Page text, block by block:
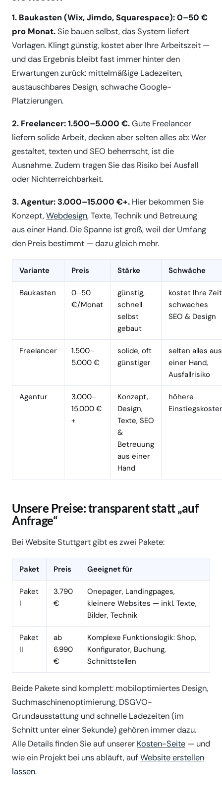
1. Baukasten (Wix, Jimdo, Squarespace): 0–50 €
pro Monat. Sie bauen selbst, das System liefert
Vorlagen. Klingt günstig, kostet aber Ihre Arbeitszeit —
und das Ergebnis bleibt fast immer hinter den
Erwartungen zurück: mittelmäßige Ladezeiten,
austauschbares Design, schwache Google-
Platzierungen.
2. Freelancer: 1.500–5.000 €.Gute Freelancer
liefern solide Arbeit, decken aber selten alles ab: Wer
gestaltet, texten und SEO beherrscht, ist die
Ausnahme. Zudem tragen Sie das Risiko bei Ausfall
oder Nichterreichbarkeit.
3. Agentur: 3.000–15.000 €+. Hier bekommen Sie
Konzept,Webdesign, Texte, Technik und Betreuung
aus einer Hand. Die Spanne ist groß, weil der Umfang
den Preis bestimmt — dazu gleich mehr.
Variante Preis Stärke Schwäche
Baukasten
0–50
€/Monat
günstig,
schnell
selbst
gebaut
kostet Ihre
schwaches
SEO & Design
Freelancer
1.500–
5.000 €
solide, oft
günstiger
selten alles aus
einer Hand,
Ausfallrisiko
Agentur
3.000–
15.000 €
+
Konzept,
Design,
Texte, SEO
&
Betreuung
aus einer
Hand
höhere
Unsere Preise: transparent statt „auf
Anfrage“
Bei Website Stuttgart gibt es zwei Pakete:
Paket Preis Geeignet für
Paket
I
3.790
€
Onepager, Landingpages,
kleinere Websites — inkl. Texte,
Bilder, Technik
Paket
II
ab
6.990
€
Komplexe Funktionslogik: Shop,
Konfigurator, Buchung,
Schnittstellen
Beide Pakete sind komplett: mobiloptimiertes Design,
Suchmaschinenoptimierung, DSGVO-
Grundausstattung und schnelle Ladezeiten (im
Schnitt unter einer Sekunde) gehören immer dazu.
Alle Details finden Sie auf unserer Kosten-Seite — und
wie ein Projekt bei uns abläuft, auf Website erstellen
lassen.